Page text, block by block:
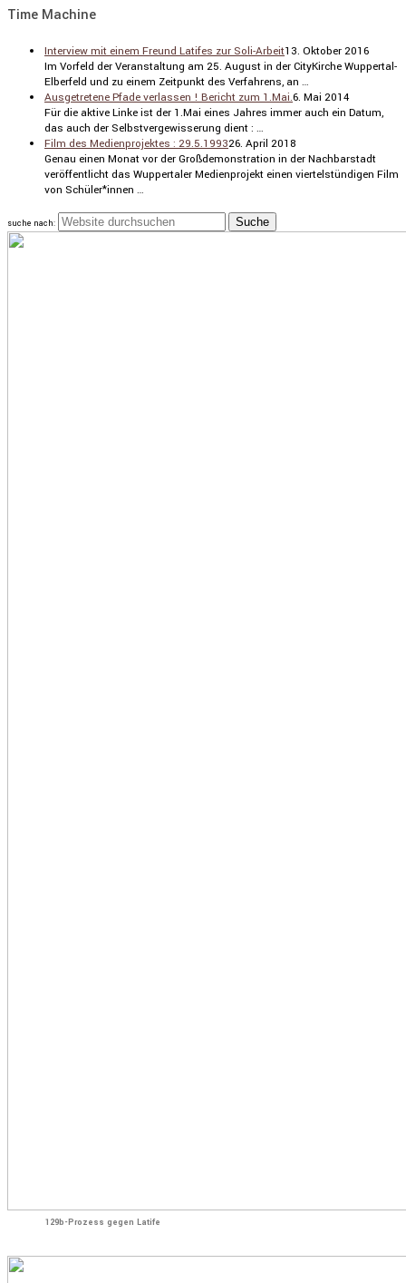
Time Machine
Interview mit einem Freund Latifes zur Soli-Arbeit13. Oktober 2016
Im Vorfeld der Veran­stal­tung am 25. August in der CityKirche Wuppertal-
Elber­feld und zu einem Zeitpunkt des Verfah­rens, an …
Ausgetretene Pfade verlassen ! Bericht zum 1.Mai.6. Mai 2014
Für die aktive Linke ist der 1.Mai eines Jahres immer auch ein Datum,
das auch der Selbst­ver­ge­wis­se­rung dient : …
Film des Medienprojektes : 29.5.199326. April 2018
Genau einen Monat vor der Großde­mons­tra­tion in der Nachbar­stadt
veröf­fent­licht das Wupper­taler Medien­pro­jekt einen viertel­stün­digen Film
von Schüler*innen …
suche nach:
129b-Prozess gegen Latife